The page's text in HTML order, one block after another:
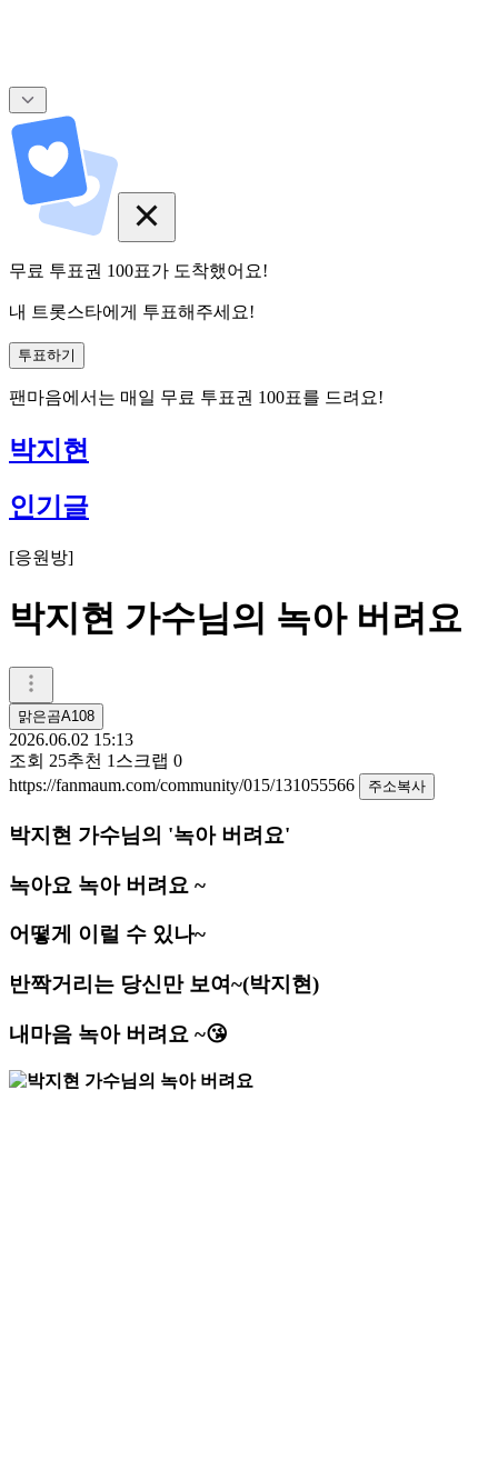
무료 투표권 100표가 도착했어요!
내 트롯스타에게 투표해주세요!
투표하기
팬마음에서는 매일 무료 투표권 100표를 드려요!
박지현
인기글
[응원방]
박지현 가수님의 녹아 버려요
맑은곰A108
2026.06.02 15:13
조회 25추천 1 스크랩 0
https://fanmaum.com/community/015/131055566
주소복사
박지현 가수님의 '녹아 버려요'
녹아요 녹아 버려요 ~
어떻게 이럴 수 있나~
반짝거리는 당신만 보여~(박지현)
내마음 녹아 버려요 ~😘